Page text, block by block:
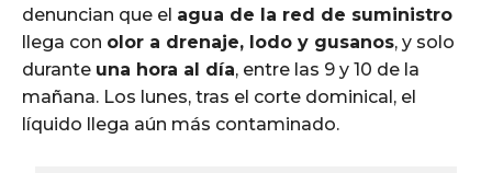
denuncian que el agua de la red de suministro
llega con olor a drenaje, lodo y gusanos, y solo
durante una hora al día, entre las 9 y 10 de la
mañana. Los lunes, tras el corte dominical, el
líquido llega aún más contaminado.